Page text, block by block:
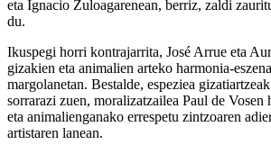
eta Ignacio Zuloagarenean, berriz, zaldi
du.
Ikuspegi horri kontrajarrita, José Arrue eta
gizakien eta animalien arteko harmonia-
margolanetan. Bestalde, espeziea
sorrarazi zuen, moralizatzailea Paul de Vosen
eta animalienganako errespetu zintzoaren
artistaren lanean.